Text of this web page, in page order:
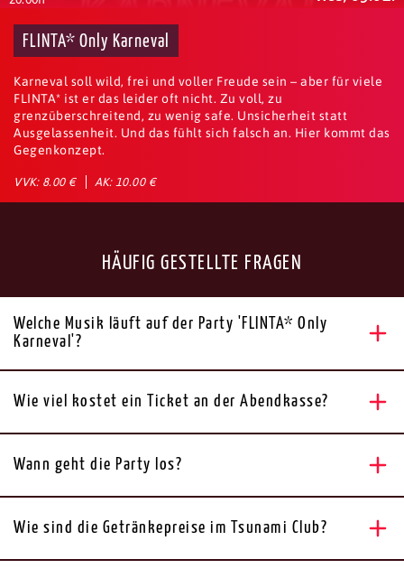
FLINTA* Only Karneval
Karneval soll wild, frei und voller Freude sein – aber für viele
FLINTA* ist er das leider oft nicht. Zu voll, zu
grenzüberschreitend, zu wenig safe. Unsicherheit statt
Ausgelassenheit. Und das fühlt sich falsch an. Hier kommt das
Gegenkonzept.
VVK: 8.00 € AK: 10.00 €
HÄUFIG GESTELLTE FRAGEN
Welche Musik läuft auf der Party 'FLINTA* Only
Karneval'?
Wie viel kostet ein Ticket an der Abendkasse?
Wann geht die Party los?
Wie sind die Getränkepreise im Tsunami Club?